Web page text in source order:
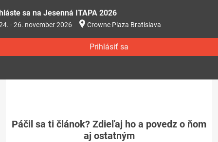
sa na Jesenná ITAPA 2026
- 26. november 2026 Crowne Plaza Bratislava
Prihlásiť sa
Páčil sa ti článok? Zdieľaj ho a povedz o ňom
aj ostatným